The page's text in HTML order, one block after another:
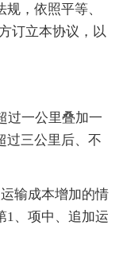
，依照平等、
订立本协议，以
过一公里叠加一
过三公里后、不
输成本增加的情
1、项中、追加运